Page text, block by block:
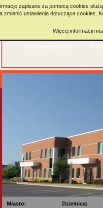
STRONA GŁÓWNA O
Miasto: Dzielnica:
zapisane za pomocą cookies
zmienić ustawienia dotyczące
Więcej informacji